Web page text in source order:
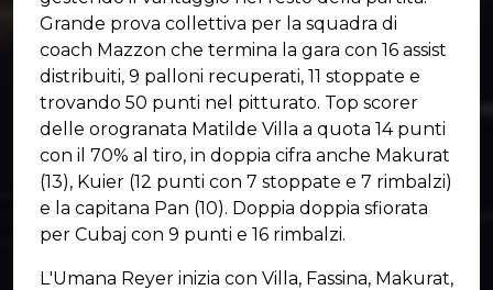
Grande prova collettiva per la squadra di
coach Mazzon che termina la gara con 16 assist
distribuiti, 9 palloni recuperati, 11 stoppate e
trovando 50 punti nel pitturato. Top scorer
delle orogranata Matilde Villa a quota 14 punti
con il 70% al tiro, in doppia cifra anche Makurat
(13), Kuier (12 punti con 7 stoppate e 7 rimbalzi)
e la capitana Pan (10). Doppia doppia sfiorata
per Cubaj con 9 punti e 16 rimbalzi.
L'Umana Reyer inizia con Villa, Fassina, Makurat,